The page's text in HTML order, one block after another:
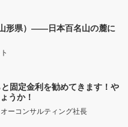
形県）――日本百名山の麓に
固定金利を勧めてきます！や
うか！
ーコンサルティング社長